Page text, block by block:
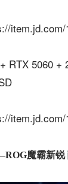
item.jd.com/
RTX 5060 +
item.jd.com/
魔霸新锐